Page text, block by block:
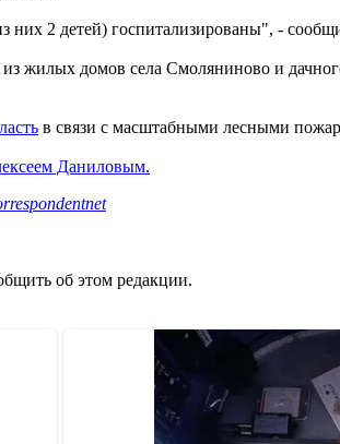
2 детей) госпитализированы", -
домов села Смоляниново и
в связи с масштабными лесными
Даниловым.
об этом редакции.